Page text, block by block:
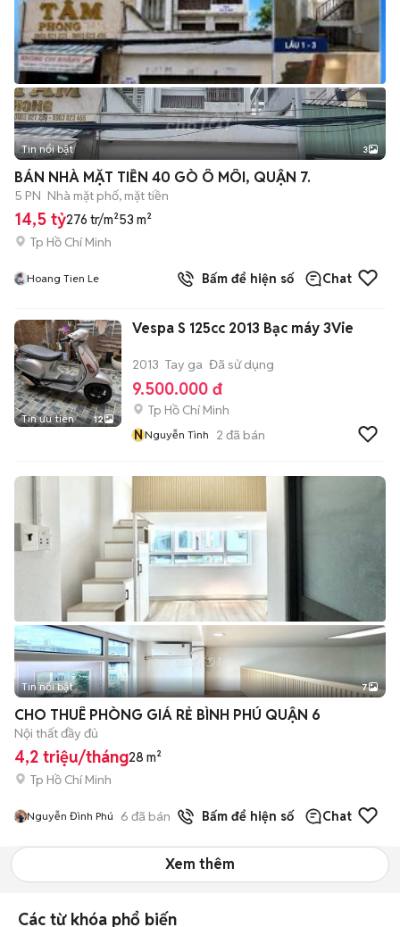
Tin nổi bật 3
BÁN NHÀ MẶT TIỀN 40 GÒ Ô MÔI, QUẬN 7.
5 PN Nhà mặt phố, mặt tiền
14,5 tỷ276 tr/m²53 m²
Tp Hồ Chí Minh
Hoang Tien Le Bấm để hiện số Chat
Tin ưu tiên 12
Vespa S 125cc 2013 Bạc máy 3Vie
2013 Tay ga Đã sử dụng
9.500.000 đ
Tp Hồ Chí Minh
NNguyễn Tình 2 đã bán
+2
Tin nổi bật 7
CHO THUÊ PHÒNG GIÁ RẺ BÌNH PHÚ QUẬN 6
Nội thất đầy đủ
4,2 triệu/tháng28 m²
Tp Hồ Chí Minh
Nguyễn Đình Phú 6 đã bán Bấm để hiện số Chat
Xem thêm
Các từ khóa phổ biến